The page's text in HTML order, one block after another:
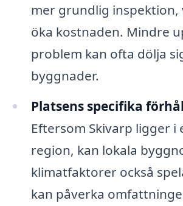
mer grundlig inspektion,
öka kostnaden. Mindre
problem kan ofta dölja
byggnader.
Platsens specifika
Eftersom Skivarp ligger i
region, kan lokala
klimatfaktorer också
kan påverka